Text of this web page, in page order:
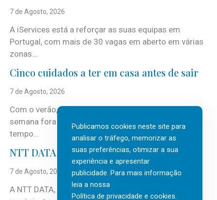
7 de Agosto, 2026
A iServices está a reforçar as suas equipas em
Portugal, com mais de 30 vagas em aberto em várias
zonas...
Cinco cuidados a ter em casa antes de sair
7 de Agosto, 2026
Com o verão, chegam também as férias, os fins-de-
semana fora e os dias em que a casa fica mais
tempo...
NTT DATA Insurtech Global Outlook 2026
7 de Agosto, 2026
A NTT DATA, consultora global em serviços de
Publicamos cookies neste site para
analisar o tráfego, memorizar as
suas preferências, otimizar a sua
experiência e apresentar
publicidade. Para mais informação
leia a nossa
Política de privacidade e cookies.